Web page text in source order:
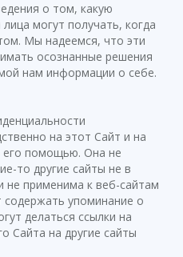
о том, какую
могут получать, когда
Мы надеемся, что эти
осознанные решения
нам информации о себе.
на этот Сайт и на
помощью. Она не
то другие сайты не в
не применима к веб-сайтам
содержать упоминание о
делаться ссылки на
Сайта на другие сайты